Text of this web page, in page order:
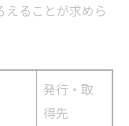
ることが求めら
発行・取
得先